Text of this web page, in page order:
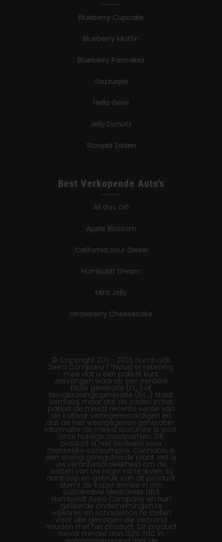
Blueberry Cupcake
Blueberry Muffin
Blueberry Pancakes
Gazzurple
Hella Gelei
Jelly Donutz
Stoopid Zaden
Best Verkopende Auto's
All Gas OG
Apple Blossom
California Sour Diesel
Humboldt Dream
Mint Jelly
Strawberry Cheesecake
© Copyright 2011 - 2026 Humboldt
Seed Company | *Houd er rekening
mee dat u een pakket kunt
ontvangen waarop een eerdere
filiale generatie (F1…) of
terugkruisingsgeneratie (Bx…) staat
vermeld, maar dat de zaden in het
pakket de meest recente versie van
de cultivar vertegenwoordigen en
dat de hier weergegeven generatie-
informatie de meest accurate is voor
onze huidige zaadpartijen. Dit
product is niet bedoeld voor
menselijke consumptie. Cannabis is
een streng gereguleerde plant. Het is
uw verantwoordelijkheid om de
wetten van uw regio na te leven. Bij
aankoop en gebruik van dit product
stemt de koper ermee in om
Sustainable Medicinals DBA
Humboldt Seed Company en hun
gelieerde ondernemingen te
vrijwaren en schadeloos te stellen
voor alle gevolgen die verband
houden met het product. Dit product
bevat minder dan 0,3% THC in